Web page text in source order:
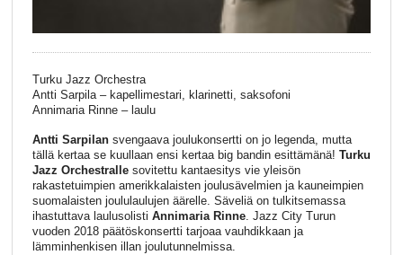
Turku Jazz Orchestra
Antti Sarpila – kapellimestari, klarinetti, saksofoni
Annimaria Rinne – laulu
Antti Sarpilansvengaava joulukonsertti on jo legenda, mutta
tällä kertaa se kuullaan ensi kertaa big bandin esittämänä! Turku
Jazz Orchestrallesovitettu kantaesitys vie yleisön
rakastetuimpien amerikkalaisten joulusävelmien ja kauneimpien
suomalaisten joululaulujen äärelle. Säveliä on tulkitsemassa
ihastuttava laulusolisti Annimaria Rinne. Jazz City Turun
vuoden 2018 päätöskonsertti tarjoaa vauhdikkaan ja
lämminhenkisen illan joulutunnelmissa.